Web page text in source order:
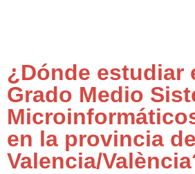
¿Dónde estudiar
Grado Medio
en la provincia de
Valencia/